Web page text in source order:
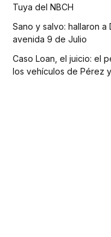
Tuya del NBCH
Sano y salvo: hallaron
avenida 9 de Julio
Caso Loan, el juicio: el
los vehículos de Pérez